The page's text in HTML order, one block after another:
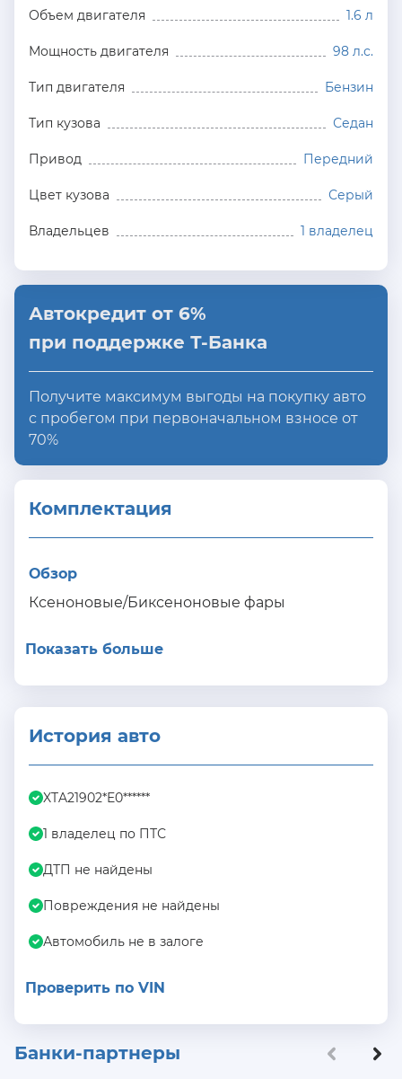
Объем двигателя 1.6 л
Мощность двигателя 98 л.с.
Тип двигателя Бензин
Тип кузова Седан
Привод Передний
Цвет кузова Серый
Владельцев 1 владелец
Автокредит от 6%
при поддержке Т-Банка
Получите максимум выгоды на покупку авто
с пробегом при первоначальном взносе от
70%
Комплектация
Обзор
Ксеноновые/Биксеноновые фары
Показать больше
История авто
XTA21902*E0******
1 владелец по ПТС
ДТП не найдены
Повреждения не найдены
Автомобиль не в залоге
Проверить по VIN
Банки-партнеры